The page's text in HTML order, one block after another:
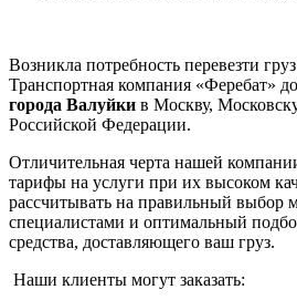
Возникла потребность перевезти груз
Транспортная компания «Феребат»
города Валуйки в Москву,
Российской Федерации.
Отличительная черта нашей
тарифы на услуги при их высоком
рассчитывать на правильный выбор
специалистами и оптимальный
средства, доставляющего ваш груз.
Наши клиенты могут заказать: